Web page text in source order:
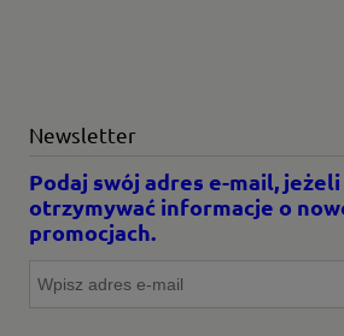
Newsletter
Podaj swój adres e-mail, jeżeli
otrzymywać informacje o
promocjach.